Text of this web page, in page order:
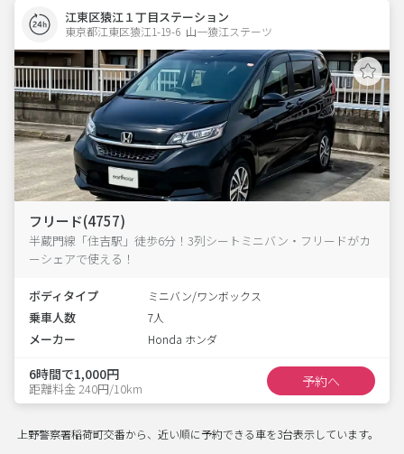
江東区猿江１丁目ステーション
東京都江東区猿江1-19-6  山一猿江ステーツ
フリード(4757)
半蔵門線「住吉駅」徒歩6分！3列シートミニバン・フリードがカ
ーシェアで使える！
ボディタイプ ミニバン/ワンボックス
乗車人数 7人
メーカー Honda ホンダ
6時間で1,000円
距離料金 240円/10km 予約へ
上野警察署稲荷町交番から、近い順に予約できる車を3台表示しています。